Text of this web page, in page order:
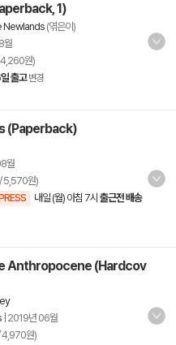
1)
Newlands (엮은이)
월
4,260원)
출고 변경
(Paperback)
월
5,570원)
내일 (월) 아침 7시 출근전 배송
Anthropocene (Hardcov
2019년 06월
4,970원)